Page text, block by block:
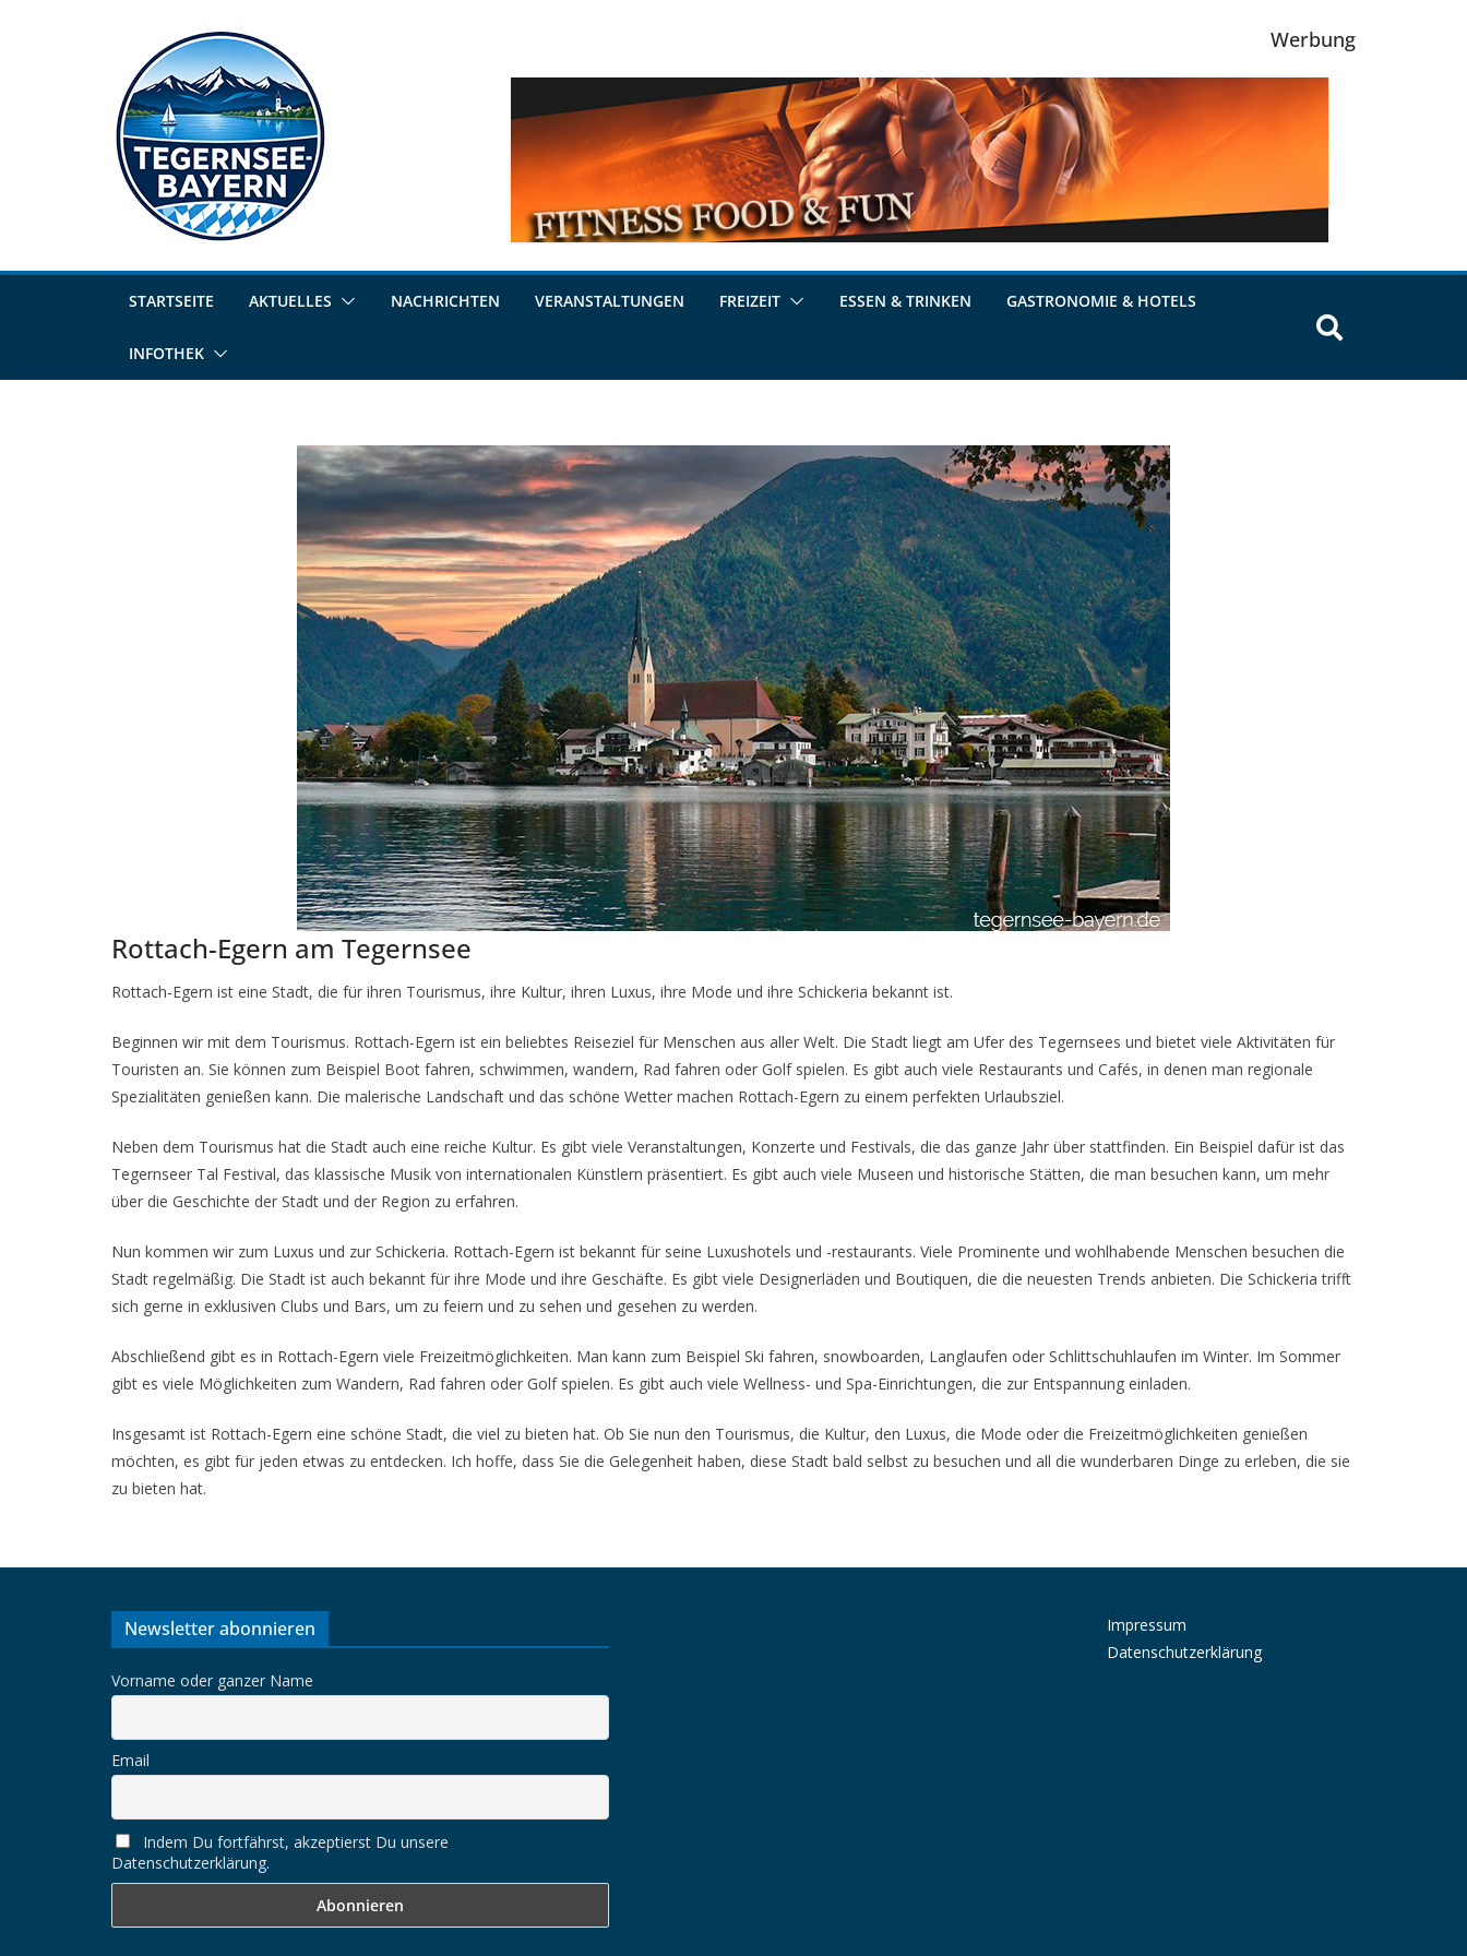
Werbung
STARTSEITE AKTUELLES NACHRICHTEN VERANSTALTUNGEN FREIZEIT ESSEN & TRINKEN GASTRONOMIE & HOTELS
INFOTHEK
Rottach-Egern am Tegernsee
Rottach-Egern ist eine Stadt, die für ihren Tourismus, ihre Kultur, ihren Luxus, ihre Mode und ihre Schickeria bekannt ist.
Beginnen wir mit dem Tourismus. Rottach-Egern ist ein beliebtes Reiseziel für Menschen aus aller Welt. Die Stadt liegt am Ufer des Tegernsees und bietet viele Aktivitäten für
Touristen an. Sie können zum Beispiel Boot fahren, schwimmen, wandern, Rad fahren oder Golf spielen. Es gibt auch viele Restaurants und Cafés, in denen man regionale
Spezialitäten genießen kann. Die malerische Landschaft und das schöne Wetter machen Rottach-Egern zu einem perfekten Urlaubsziel.
Neben dem Tourismus hat die Stadt auch eine reiche Kultur. Es gibt viele Veranstaltungen, Konzerte und Festivals, die das ganze Jahr über stattfinden. Ein Beispiel dafür ist das
Tegernseer Tal Festival, das klassische Musik von internationalen Künstlern präsentiert. Es gibt auch viele Museen und historische Stätten, die man besuchen kann, um mehr
über die Geschichte der Stadt und der Region zu erfahren.
Nun kommen wir zum Luxus und zur Schickeria. Rottach-Egern ist bekannt für seine Luxushotels und -restaurants. Viele Prominente und wohlhabende Menschen besuchen die
Stadt regelmäßig. Die Stadt ist auch bekannt für ihre Mode und ihre Geschäfte. Es gibt viele Designerläden und Boutiquen, die die neuesten Trends anbieten. Die Schickeria trifft
sich gerne in exklusiven Clubs und Bars, um zu feiern und zu sehen und gesehen zu werden.
Abschließend gibt es in Rottach-Egern viele Freizeitmöglichkeiten. Man kann zum Beispiel Ski fahren, snowboarden, Langlaufen oder Schlittschuhlaufen im Winter. Im Sommer
gibt es viele Möglichkeiten zum Wandern, Rad fahren oder Golf spielen. Es gibt auch viele Wellness- und Spa-Einrichtungen, die zur Entspannung einladen.
Insgesamt ist Rottach-Egern eine schöne Stadt, die viel zu bieten hat. Ob Sie nun den Tourismus, die Kultur, den Luxus, die Mode oder die Freizeitmöglichkeiten genießen
möchten, es gibt für jeden etwas zu entdecken. Ich hoffe, dass Sie die Gelegenheit haben, diese Stadt bald selbst zu besuchen und all die wunderbaren Dinge zu erleben, die sie
zu bieten hat.
Newsletter abonnieren
Vorname oder ganzer Name
Email
Indem Du fortfährst, akzeptierst Du unsere
Datenschutzerklärung.
Impressum
Datenschutzerklärung